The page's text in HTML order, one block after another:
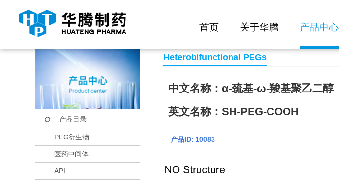
首页 关于华腾 产品中心
当前位置： 首页 产品中心 SH-PEG-COOH
产品目录
PEG衍生物
医药中间体
API
Heterobifunctional PEGs
中文名称：α-巯基-ω-羧基聚乙二醇
英文名称：SH-PEG-COOH
产品ID: 10083